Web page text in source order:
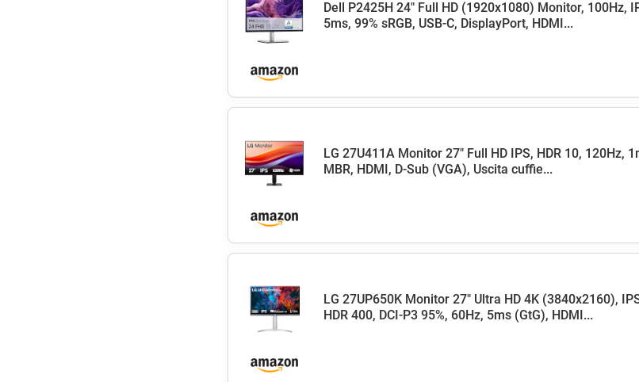
Dell P2425H 24" Full HD (1920x1080) Monitor, 100Hz,
5ms, 99% sRGB, USB-C, DisplayPort, HDMI...
LG 27U411A Monitor 27" Full HD IPS, HDR 10, 120Hz,
MBR, HDMI, D-Sub (VGA), Uscita cuffie...
LG 27UP650K Monitor 27" Ultra HD 4K (3840x2160),
HDR 400, DCI-P3 95%, 60Hz, 5ms (GtG), HDMI...